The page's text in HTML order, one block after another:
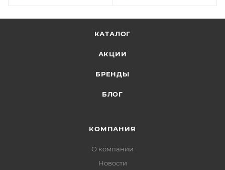
КАТАЛОГ
АКЦИИ
БРЕНДЫ
БЛОГ
КОМПАНИЯ
О компании
Новости